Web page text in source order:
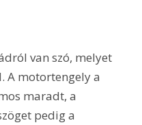
van szó, melyet
A motortengely a
maradt, a
pedig a